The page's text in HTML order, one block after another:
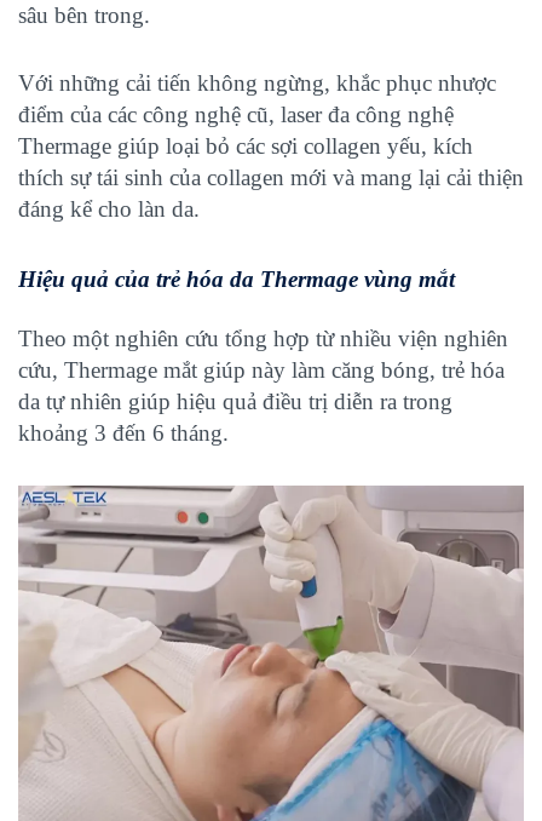
sâu bên trong.
Với những cải tiến không ngừng, khắc phục nhược
điểm của các công nghệ cũ, laser đa công nghệ
Thermage giúp loại bỏ các sợi collagen yếu, kích
thích sự tái sinh của collagen mới và mang lại cải thiện
đáng kể cho làn da.
Hiệu quả của trẻ hóa da Thermage vùng mắt
Theo một nghiên cứu tổng hợp từ nhiều viện nghiên
cứu, Thermage mắt giúp này làm căng bóng, trẻ hóa
da tự nhiên giúp hiệu quả điều trị diễn ra trong
khoảng 3 đến 6 tháng.